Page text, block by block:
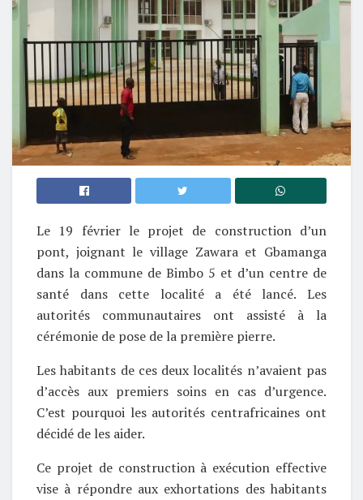
Le 19 février le projet de construction d’un
pont, joignant le village Zawara et Gbamanga
dans la commune de Bimbo 5 et d’un centre de
santé dans cette localité a été lancé. Les
autorités communautaires ont assisté à la
cérémonie de pose de la première pierre.
Les habitants de ces deux localités n’avaient pas
d’accès aux premiers soins en cas d’urgence.
C’est pourquoi les autorités centrafricaines ont
décidé de les aider.
Ce projet de construction à exécution effective
vise à répondre aux exhortations des habitants